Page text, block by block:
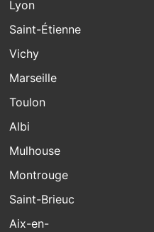
Lyon
Saint-Étienne
Vichy
Marseille
Toulon
Albi
Mulhouse
Montrouge
Saint-Brieuc
Aix-en-